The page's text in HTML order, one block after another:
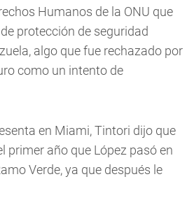
Humanos de la ONU que
protección de seguridad
algo que fue rechazado por
como un intento de
en Miami, Tintori dijo que
primer año que López pasó en
Verde, ya que después le